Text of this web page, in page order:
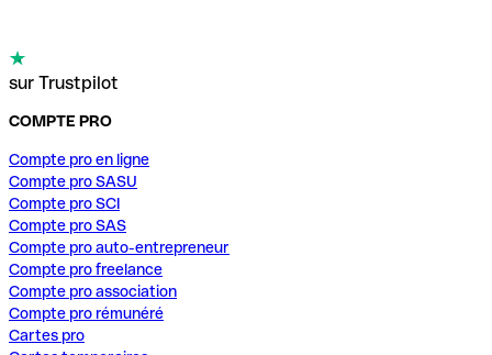
sur Trustpilot
COMPTE PRO
Compte pro en ligne
Compte pro SASU
Compte pro SCI
Compte pro SAS
Compte pro auto-entrepreneur
Compte pro freelance
Compte pro association
Compte pro rémunéré
Cartes pro